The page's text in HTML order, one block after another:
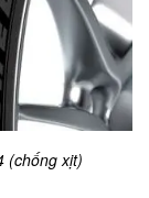
(chống xịt)